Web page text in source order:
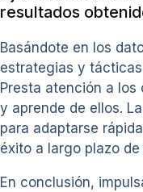
resultados
Basándote en los
estrategias y
Presta atención a
y aprende de ellos.
para adaptarse
éxito a largo plazo
En conclusión,